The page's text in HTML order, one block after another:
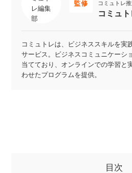
監修
コミュトレ
コミュ
コミュトレは、ビジネススキルを実
サービス。ビジネスコミュニケーシ
当てており、オンラインでの学習と
わせたプログラムを提供。
目次